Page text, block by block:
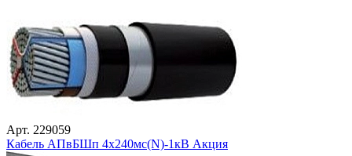
Арт. 229059
Кабель АПвБШп 4х240мс(N)-1кВ Акция